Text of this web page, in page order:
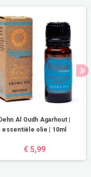
Dehn Al Oudh Agarhout |
essentiële olie | 10ml
€ 5,99